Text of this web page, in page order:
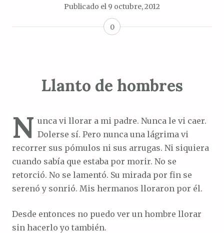
Publicado el 9 octubre, 2012
0
Llanto de hombres
N unca vi llorar a mi padre. Nunca le vi caer.
Dolerse sí. Pero nunca una lágrima vi
recorrer sus pómulos ni sus arrugas. Ni siquiera
cuando sabía que estaba por morir. No se
retorció. No se lamentó. Su mirada por fin se
serenó y sonrió. Mis hermanos lloraron por él.
Desde entonces no puedo ver un hombre llorar
sin hacerlo yo también.